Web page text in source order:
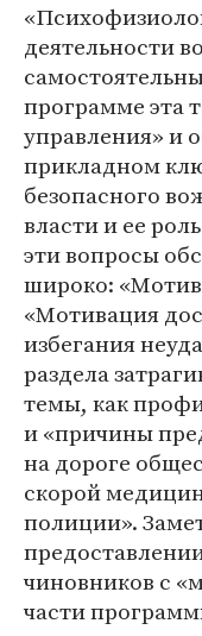
деятельности
программе эта
управления» и
прикладном
безопасного
власти и ее
эти вопросы
широко:
«Мотивация
избегания
раздела
темы, как
и «причины
на дороге
скорой
полиции».
чиновников с
части